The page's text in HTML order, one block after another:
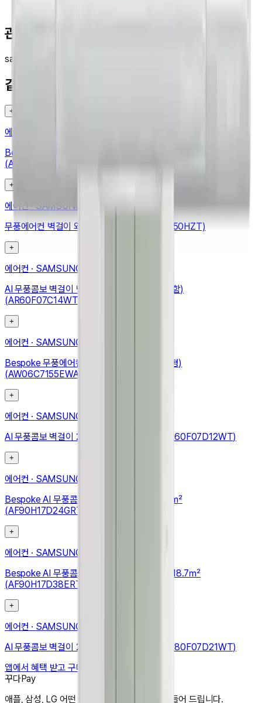
관련 검색
samsung
같은 카테고리 다른 기기
+
에어컨
Bespoke 무풍에어컨 윈도우핏 19.2㎡ (매립형)
(AW06C7155WWAZ)
+
에어컨 · SAMSUNG
무풍에어컨 벽걸이 와이드 42.3㎡ (AR13D9150HZT)
+
에어컨 · SAMSUNG
AI 무풍콤보 벽걸이 냉난방 24.4㎡ (리모컨 포함)
(AR60F07C14WT)
+
에어컨 · SAMSUNG
Bespoke 무풍에어컨 윈도우핏 19.2㎡ (매립형)
(AW06C7155EWAZ)
+
에어컨 · SAMSUNG
AI 무풍콤보 벽걸이 24.4㎡ (리모컨 포함) (AR60F07D12WT)
+
에어컨 · SAMSUNG
Bespoke AI 무풍콤보 갤러리 프로 56.9/18.7㎡
(AF90H17D24GRT)
+
에어컨 · SAMSUNG
Bespoke AI 무풍콤보 갤러리 프로 청정 56.9/18.7㎡
(AF90H17D38ERT)
+
에어컨 · SAMSUNG
AI 무풍콤보 벽걸이 24.4㎡ (리모컨 포함) (AR80F07D21WT)
앱에서 혜택 받고 구매하기
꾸다Pay
애플, 삼성, LG 어떤 상품도 한달 3만원으로 만들어 드립니다.